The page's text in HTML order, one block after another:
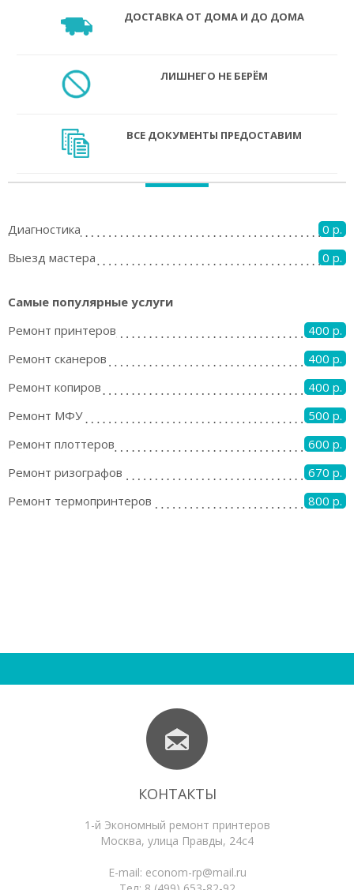
ДОСТАВКА ОТ ДОМА И ДО ДОМА
ЛИШНЕГО НЕ БЕРЁМ
ВСЕ ДОКУМЕНТЫ ПРЕДОСТАВИМ
Диагностика
0 р.
Выезд мастера
0 р.
Самые популярные услуги
Ремонт принтеров
400 р.
Ремонт сканеров
400 р.
Ремонт копиров
400 р.
Ремонт МФУ
500 р.
Ремонт плоттеров
600 р.
Ремонт ризографов
670 р.
Ремонт термопринтеров
800 р.
КОНТАКТЫ
1-й Экономный ремонт принтеров
Москва, улица Правды, 24с4
E-mail: econom-rp@mail.ru